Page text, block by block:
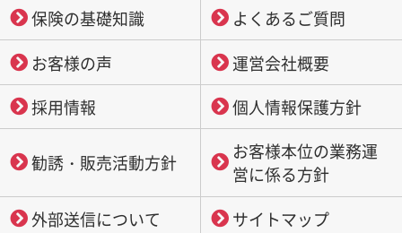
保険の基礎知識
よくあるご質問
お客様の声
運営会社概要
採用情報
個人情報保護方針
勧誘・販売活動方針
お客様本位の業務運
営に係る方針
外部送信について
サイトマップ